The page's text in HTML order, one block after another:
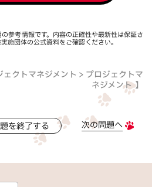
参考情報です。内容の正確性や最新性は保証さ
施団体の公式資料をご確認ください。
クトマネジメント > プロジェクトマ
ネジメント
を終了する 次の問題へ